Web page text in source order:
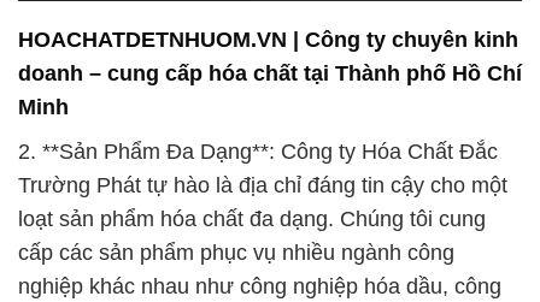
HOACHATDETNHUOM.VN | Công ty chuyên kinh
doanh – cung cấp hóa chất tại Thành phố Hồ Chí
Minh
2. **Sản Phẩm Đa Dạng**: Công ty Hóa Chất Đắc
Trường Phát tự hào là địa chỉ đáng tin cậy cho một
loạt sản phẩm hóa chất đa dạng. Chúng tôi cung
cấp các sản phẩm phục vụ nhiều ngành công
nghiệp khác nhau như công nghiệp hóa dầu, công